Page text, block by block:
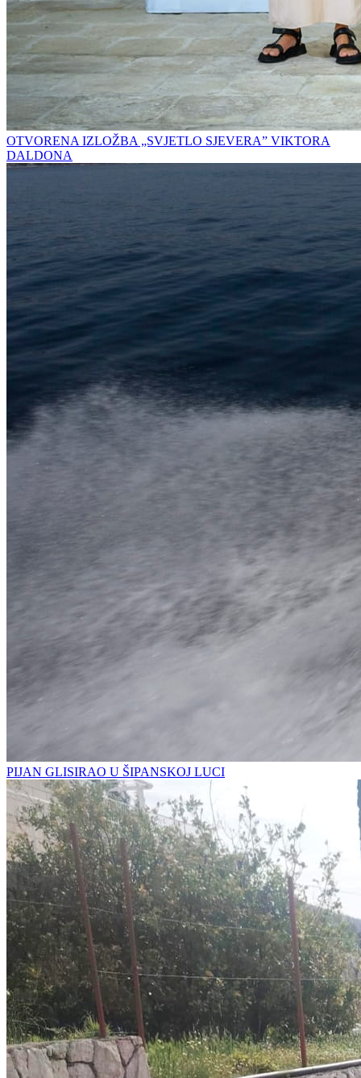
OTVORENA IZLOŽBA „SVJETLO SJEVERA” VIKTORA
DALDONA
PIJAN GLISIRAO U ŠIPANSKOJ LUCI